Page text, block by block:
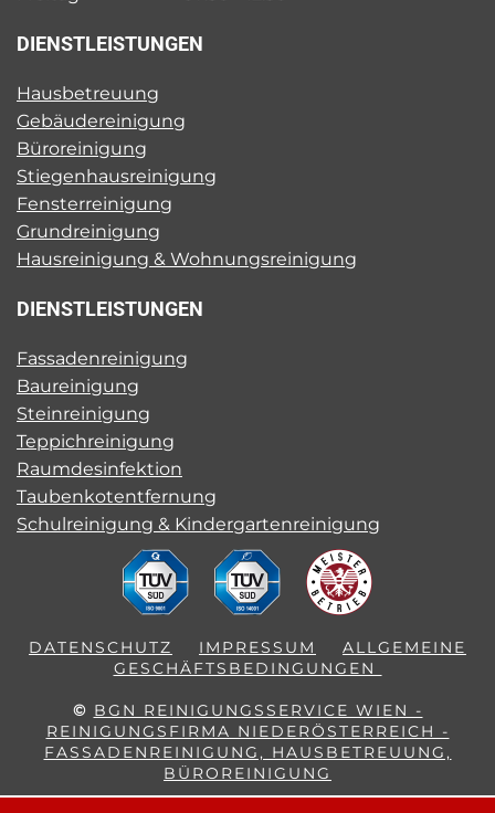
DIENSTLEISTUNGEN
Hausbetreuung
Gebäudereinigung
Büroreinigung
Stiegenhausreinigung
Fensterreinigung
Grundreinigung
Hausreinigung & Wohnungsreinigung
DIENSTLEISTUNGEN
Fassadenreinigung
Baureinigung
Steinreinigung
Teppichreinigung
Raumdesinfektion
Taubenkotentfernung
Schulreinigung & Kindergartenreinigung
DATENSCHUTZ IMPRESSUM
ALLGEMEINE
GESCHÄFTSBEDINGUNGEN
© BGN REINIGUNGSSERVICE WIEN -
REINIGUNGSFIRMA NIEDERÖSTERREICH -
FASSADENREINIGUNG, HAUSBETREUUNG,
BÜROREINIGUNG